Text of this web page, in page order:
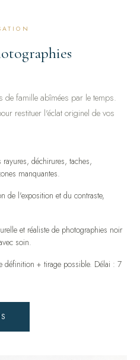
de famille abîmées par le temps.
restituer l'éclat originel de vos
déchirures, taches,
manquantes.
de l'exposition et du contraste,
et réaliste de photographies noir
soin.
définition + tirage possible. Délai : 7